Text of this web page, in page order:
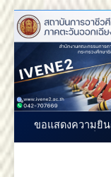
Skip
to
สถาบันการอาชี
สถาบันการ
สถาบันการอาชี
2 ประกาศส
ขอแสดงความยิ